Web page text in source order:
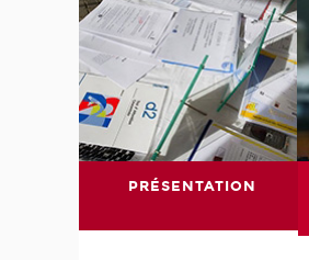
PRÉSENTATION